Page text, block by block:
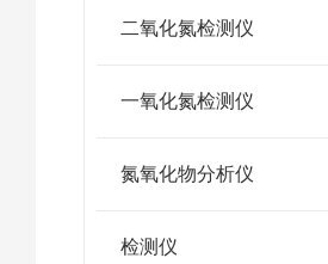
二氧化氮检测仪
一氧化氮检测仪
氮氧化物分析仪
检测仪